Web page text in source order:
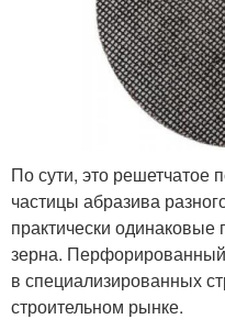
По сути, это решетчатое
частицы абразива
практически одинаковые
зерна.
в специализированных
строительном рынке.